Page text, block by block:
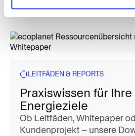
LEITFÄDEN & REPORTS
Praxiswissen für Ihre
Energieziele
Ob Leitfäden, Whitepaper
Kundenprojekt – unsere